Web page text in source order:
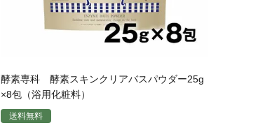
酵素専科 酵素スキンクリアバスパウダー25g
×8包（浴用化粧料）
送料無料